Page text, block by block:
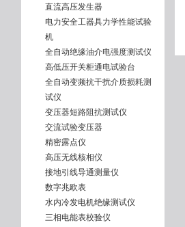
直流高压发生器
电力安全工器具力学性能试验
机
全自动绝缘油介电强度测试仪
高低压开关柜通电试验台
全自动变频抗干扰介质损耗测
试仪
变压器短路阻抗测试仪
交流试验变压器
精密露点仪
高压无线核相仪
接地引线导通测量仪
数字兆欧表
水内冷发电机绝缘测试仪
三相电能表校验仪